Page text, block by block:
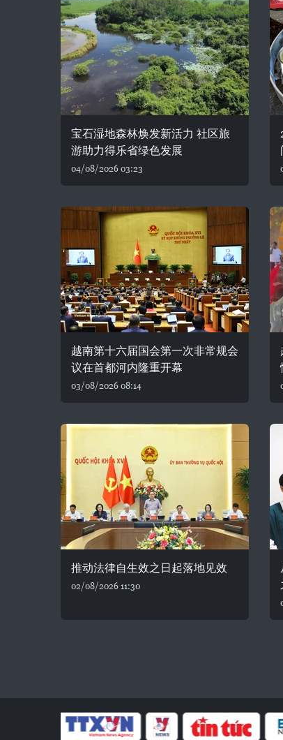
宝石湿地森林焕发新活力 社区旅
游助力得乐省绿色发展
04/08/2026 03:23
越南第十六届国会第一次非常规会
议在首都河内隆重开幕
03/08/2026 08:14
推动法律自生效之日起落地见效
02/08/2026 11:30